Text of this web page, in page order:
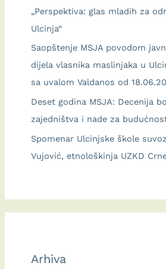
„Perspektiva: glas mladih za
Ulcinja“
Saopštenje MSJA povodom
dijela vlasnika maslinjaka u
sa uvalom Valdanos od
Deset godina MSJA: Decenija
zajedništva i nade za
Spomenar Ulcinjske škole
Vujović, etnološkinja UZKD
Arhiva